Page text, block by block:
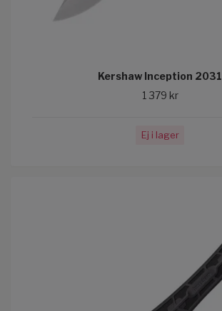
Kershaw Inception 2031
1 379 kr
Ej i lager